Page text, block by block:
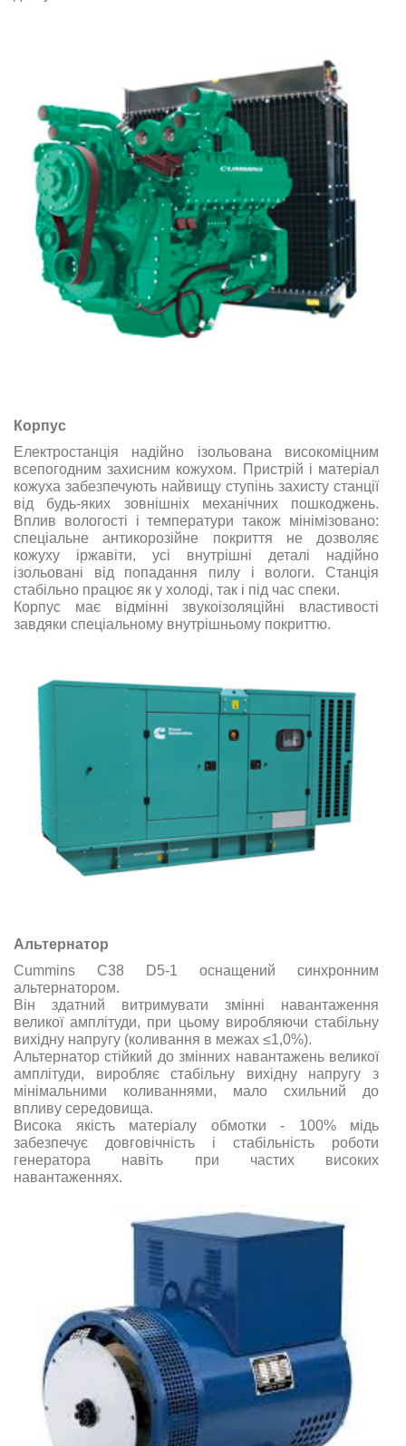
Корпус
Електростанція надійно ізольована високоміцним
всепогодним захисним кожухом. Пристрій і матеріал
кожуха забезпечують найвищу ступінь захисту станції
від будь-яких зовнішніх механічних пошкоджень.
Вплив вологості і температури також мінімізовано:
спеціальне антикорозійне покриття не дозволяє
кожуху іржавіти, усі внутрішні деталі надійно
ізольовані від попадання пилу і вологи. Станція
стабільно працює як у холоді, так і під час спеки.
Корпус має відмінні звукоізоляційні властивості
завдяки спеціальному внутрішньому покриттю.
Альтернатор
Cummins C38 D5-1 оснащений синхронним
альтернатором.
Він здатний витримувати змінні навантаження
великої амплітуди, при цьому виробляючи стабільну
вихідну напругу (коливання в межах ≤1,0%).
Альтернатор стійкий до змінних навантажень великої
амплітуди, виробляє стабільну вихідну напругу з
мінімальними коливаннями, мало схильний до
впливу середовища.
Висока якість матеріалу обмотки - 100% мідь
забезпечує довговічність і стабільність роботи
генератора навіть при частих високих
навантаженнях.